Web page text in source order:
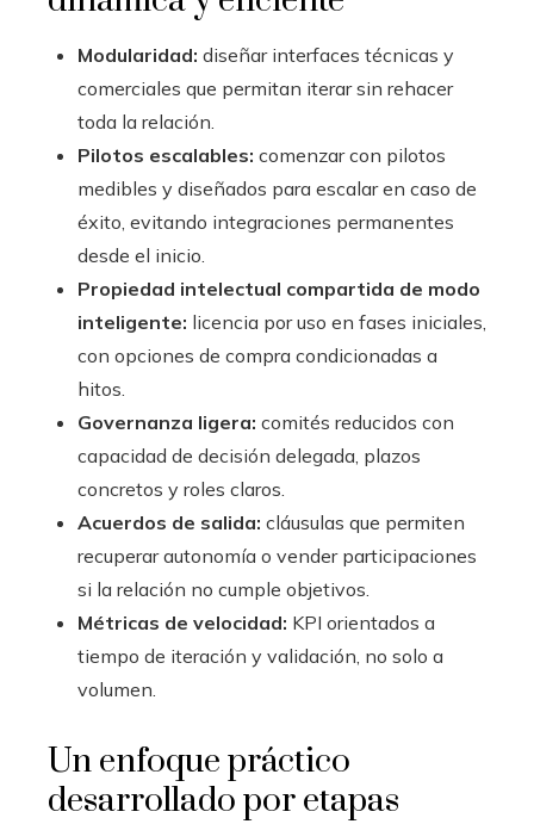
Modularidad: diseñar interfaces técnicas y
comerciales que permitan iterar sin rehacer
toda la relación.
Pilotos escalables: comenzar con pilotos
medibles y diseñados para escalar en caso de
éxito, evitando integraciones permanentes
desde el inicio.
Propiedad intelectual compartida de modo
inteligente: licencia por uso en fases iniciales,
con opciones de compra condicionadas a
hitos.
Governanza ligera: comités reducidos con
capacidad de decisión delegada, plazos
concretos y roles claros.
Acuerdos de salida: cláusulas que permiten
recuperar autonomía o vender participaciones
si la relación no cumple objetivos.
Métricas de velocidad: KPI orientados a
tiempo de iteración y validación, no solo a
volumen.
Un enfoque práctico
desarrollado por etapas